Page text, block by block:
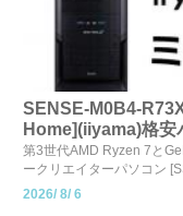
SENSE-M0B4-
Home](iiyama)格安
第3世代AMD Ryzen 7と
ークリエイターパソコン
2026/ 8/ 6